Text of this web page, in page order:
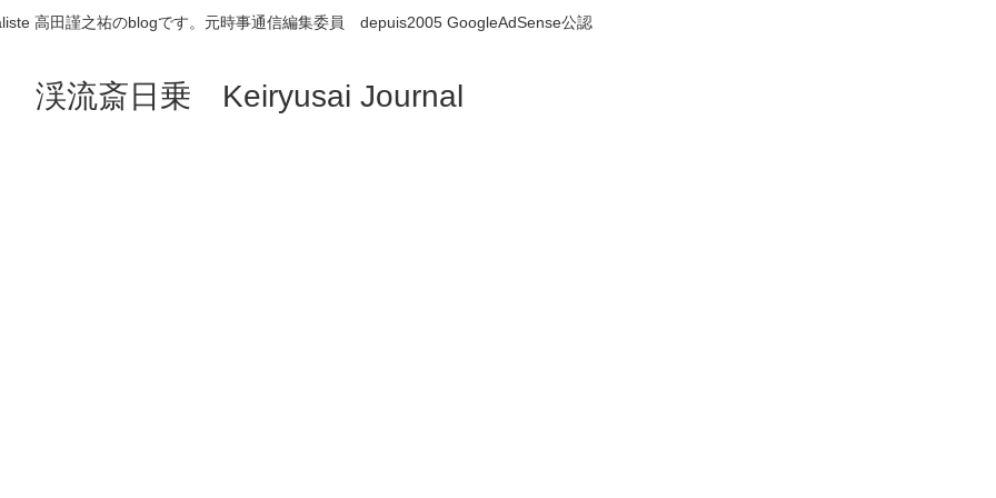
高田謹之祐のblogです。元時事通信編集委員 depuis2005 GoogleAdSense公認
渓流斎日乗 Keiryusai Journal